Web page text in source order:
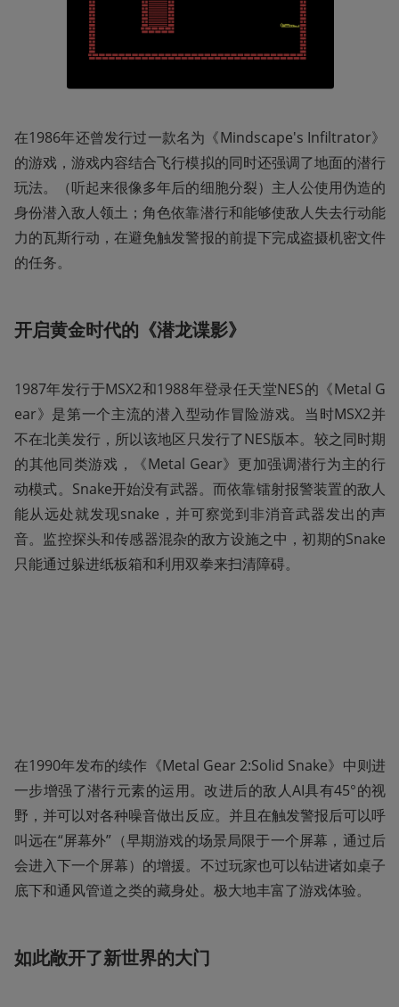
在1986年还曾发行过一款名为《Mindscape's Infiltrator》
的游戏，游戏内容结合飞行模拟的同时还强调了地面的潜行
玩法。（听起来很像多年后的细胞分裂）主人公使用伪造的
身份潜入敌人领土；角色依靠潜行和能够使敌人失去行动能
力的瓦斯行动，在避免触发警报的前提下完成盗摄机密文件
的任务。
开启黄金时代的《潜龙谍影》
1987年发行于MSX2和1988年登录任天堂NES的《Metal G
ear》是第一个主流的潜入型动作冒险游戏。当时MSX2并
不在北美发行，所以该地区只发行了NES版本。较之同时期
的其他同类游戏，《Metal Gear》更加强调潜行为主的行
动模式。Snake开始没有武器。而依靠镭射报警装置的敌人
能从远处就发现snake，并可察觉到非消音武器发出的声
音。监控探头和传感器混杂的敌方设施之中，初期的Snake
只能通过躲进纸板箱和利用双拳来扫清障碍。
在1990年发布的续作《Metal Gear 2:Solid Snake》中则进
一步增强了潜行元素的运用。改进后的敌人AI具有45°的视
野，并可以对各种噪音做出反应。并且在触发警报后可以呼
叫远在“屏幕外”（早期游戏的场景局限于一个屏幕，通过后
会进入下一个屏幕）的增援。不过玩家也可以钻进诸如桌子
底下和通风管道之类的藏身处。极大地丰富了游戏体验。
如此敞开了新世界的大门